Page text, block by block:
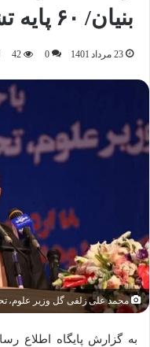
بنیان/ ۶۰ پایه تشویقی برای اساتید
23 مرداد 1401 0
42
محمد علی زلفی گل وزیر علوم،
به گزارش پایگاه اطلاع